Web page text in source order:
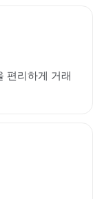
편리하게 거래